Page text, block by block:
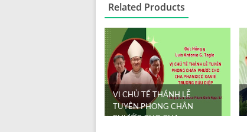
Related Products
VỊ CHỦ TẾ THÁNH LỄ
TUYÊN PHONG CHÂN
PHƯỚC CHO CHA